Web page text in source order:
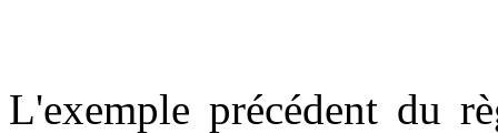
L'exemple précédent du